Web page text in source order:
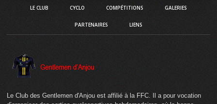
LE CLUB CYCLO COMPÉTITIONS GALERIES
PARTENAIRES LIENS
Le Club des Gentlemen d'Anjou est affilié à la FFC. Il a pour vocation